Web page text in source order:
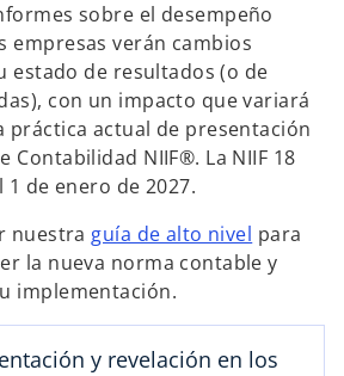
sobre el desempeño
empresas verán cambios
estado de resultados (o de
con un impacto que variará
práctica actual de presentación
Contabilidad NIIF®. La NIIF 18
de enero de 2027.
nuestra guía de alto nivel para
la nueva norma contable y
implementación.
y revelación en los
s
e
a
b
r
e
e
n